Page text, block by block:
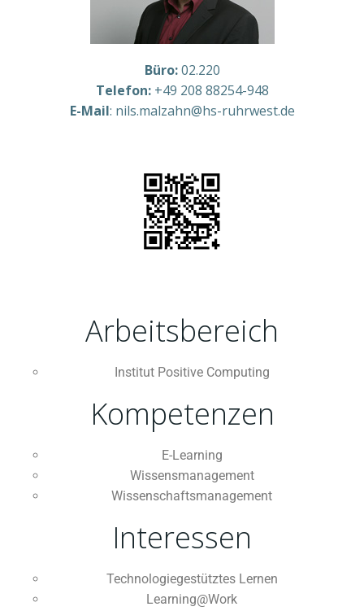
Büro:02.220
Telefon:+49 208 88254-948
E-Mail: nils.malzahn@hs-ruhrwest.de
Arbeitsbereich
Institut Positive Computing
Kompetenzen
E-Learning
Wissensmanagement
Wissenschaftsmanagement
Interessen
Technologiegestütztes Lernen
Learning@Work